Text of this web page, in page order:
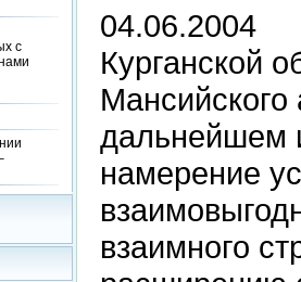
с
04.06.2004
Курганской
Мансийского
дальнейшем
намерение
взаимного